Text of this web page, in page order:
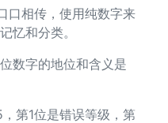
口相传，使用纯数字来
忆和分类。
数字的地位和含义是
第1位是错误等级，第